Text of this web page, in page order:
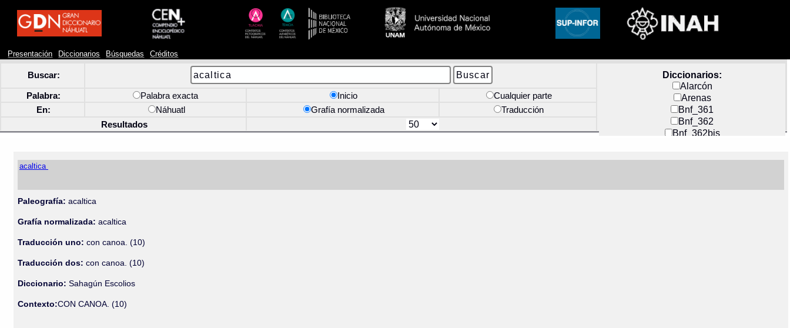
Presentación Diccionarios Búsquedas Créditos
Buscar:
Diccionarios:
Alarcón
Arenas
Bnf_361
Bnf_362
Bnf_362bis
Docs_México
Palabra: Palabra exacta Inicio
Cualquier parte
En:
Náhuatl Grafía normalizada
Traducción
Resultados
acaltica
Paleografía: acaltica
Grafía normalizada: acaltica
Traducción uno: con canoa. (10)
Traducción dos: con canoa. (10)
Diccionario:Sahagún Escolios
Contexto:CON CANOA. (10)